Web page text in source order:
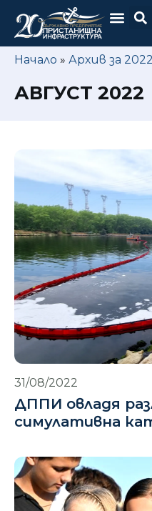
Начало » Архив за 2022
АВГУСТ 2022
31/08/2022
ДППИ овладя
симулативна